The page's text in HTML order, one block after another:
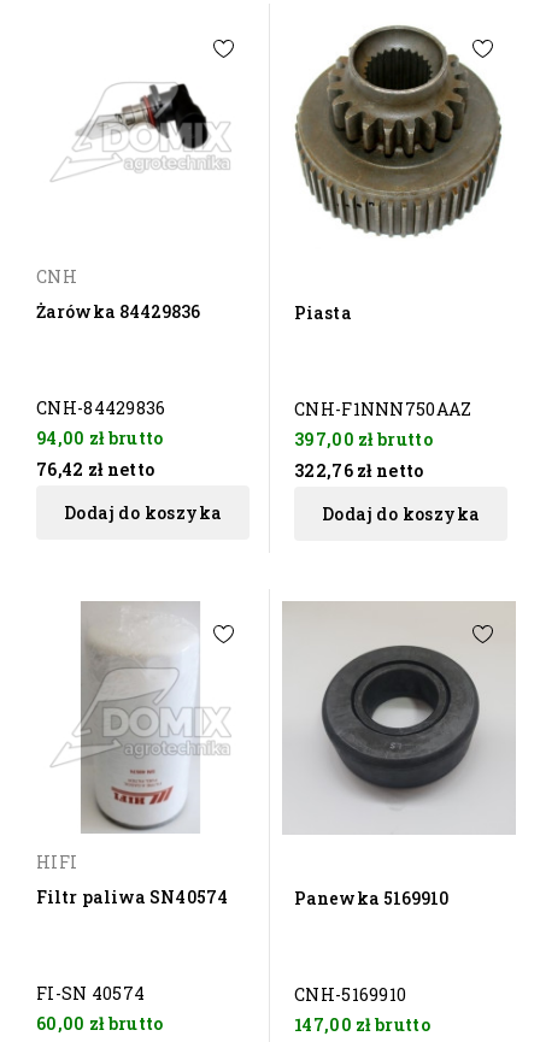
CNH
Żarówka 84429836
CNH-84429836
94,00 złbrutto
76,42 zł netto
Dodaj do koszyka
Piasta
CNH-F1NNN750AAZ
397,00 złbrutto
322,76 zł netto
Dodaj do koszyka
HIFI
Filtr paliwa SN40574
FI-SN 40574
60,00 złbrutto
Panewka 5169910
CNH-5169910
147,00 złbrutto